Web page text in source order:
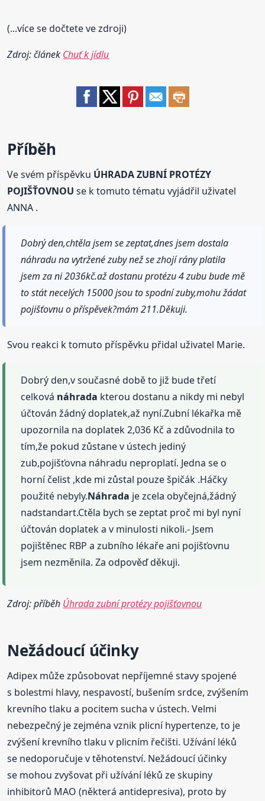
(...více se dočtete ve zdroji)
Zdroj: článek Chuť k jídlu
Příběh
Ve svém příspěvku ÚHRADA ZUBNÍ PROTÉZY
POJIŠŤOVNOU se k tomuto tématu vyjádřil uživatel
ANNA .
Dobrý den,chtěla jsem se zeptat,dnes jsem dostala
náhradu na vytržené zuby než se zhojí rány platila
jsem za ni 2036kč.až dostanu protézu 4 zubu bude mě
to stát necelých 15000 jsou to spodní zuby,mohu žádat
pojišťovnu o příspěvek?mám 211.Děkuji.
Svou reakci k tomuto příspěvku přidal uživatel Marie.
Dobrý den,v současné době to již bude třetí
celková náhrada kterou dostanu a nikdy mi nebyl
účtován žádný doplatek,až nyní.Zubní lékařka mě
upozornila na doplatek 2,036 Kč a zdůvodnila to
tím,že pokud zůstane v ústech jediný
zub,pojišťovna náhradu neproplatí. Jedna se o
horní čelist ,kde mi zůstal pouze špičák .Háčky
použité nebyly.Náhrada je zcela obyčejná,žádný
nadstandart.Ctěla bych se zeptat proč mi byl nyní
účtován doplatek a v minulosti nikoli.- Jsem
pojištěnec RBP a zubního lékaře ani pojišťovnu
jsem nezměnila. Za odpověď děkuji.
Zdroj: příběh Úhrada zubní protézy pojišťovnou
Nežádoucí účinky
Adipex může způsobovat nepříjemné stavy spojené
s bolestmi hlavy, nespavostí, bušením srdce, zvýšením
krevního tlaku a pocitem sucha v ústech. Velmi
nebezpečný je zejména vznik plicní hypertenze, to je
zvýšení krevního tlaku v plicním řečišti. Užívání léků
se nedoporučuje v těhotenství. Nežádoucí účinky
se mohou zvyšovat při užívání léků ze skupiny
inhibitorů MAO (některá antidepresiva), proto by